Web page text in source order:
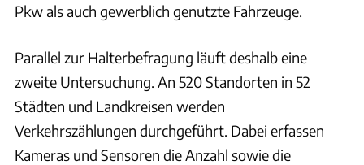
Pkw als auch gewerblich genutzte Fahrzeuge.
Parallel zur Halterbefragung läuft deshalb eine
zweite Untersuchung. An 520 Standorten in 52
Städten und Landkreisen werden
Verkehrszählungen durchgeführt. Dabei erfassen
Kameras und Sensoren die Anzahl sowie die